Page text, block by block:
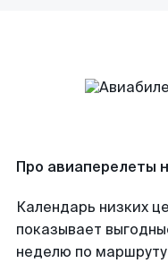
Про авиаперелеты
Календарь низких
показывает
неделю по